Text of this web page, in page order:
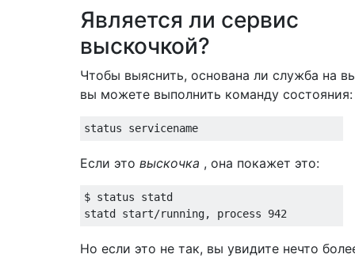
Является ли сервис
выскочкой?
Чтобы выяснить, основана ли служба на
вы можете выполнить команду состояния:
Если это выскочка , она покажет это:
$ status statd
Но если это не так, вы увидите нечто